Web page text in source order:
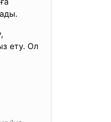
ету. Ол